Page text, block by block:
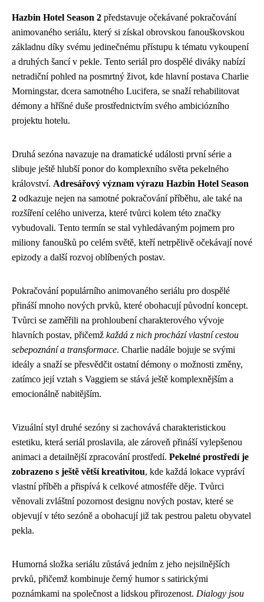
Hazbin Hotel Season 2 představuje očekávané pokračování
animovaného seriálu, který si získal obrovskou fanouškovskou
základnu díky svému jedinečnému přístupu k tématu vykoupení
a druhých šancí v pekle. Tento seriál pro dospělé diváky nabízí
netradiční pohled na posmrtný život, kde hlavní postava Charlie
Morningstar, dcera samotného Lucifera, se snaží rehabilitovat
démony a hříšné duše prostřednictvím svého ambiciózního
projektu hotelu.
Druhá sezóna navazuje na dramatické události první série a
slibuje ještě hlubší ponor do komplexního světa pekelného
království. Adresářový význam výrazu Hazbin Hotel Season
2 odkazuje nejen na samotné pokračování příběhu, ale také na
rozšíření celého univerza, které tvůrci kolem této značky
vybudovali. Tento termín se stal vyhledávaným pojmem pro
miliony fanoušků po celém světě, kteří netrpělivě očekávají nové
epizody a další rozvoj oblíbených postav.
Pokračování populárního animovaného seriálu pro dospělé
přináší mnoho nových prvků, které obohacují původní koncept.
Tvůrci se zaměřili na prohloubení charakterového vývoje
hlavních postav, přičemž každá z nich prochází vlastní cestou
sebepoznání a transformace. Charlie nadále bojuje se svými
ideály a snaží se přesvědčit ostatní démony o možnosti změny,
zatímco její vztah s Vaggiem se stává ještě komplexnějším a
emocionálně nabitějším.
Vizuální styl druhé sezóny si zachovává charakteristickou
estetiku, která seriál proslavila, ale zároveň přináší vylepšenou
animaci a detailnější zpracování prostředí. Pekelné prostředí je
zobrazeno s ještě větší kreativitou, kde každá lokace vypráví
vlastní příběh a přispívá k celkové atmosféře děje. Tvůrci
věnovali zvláštní pozornost designu nových postav, které se
objevují v této sezóně a obohacují již tak pestrou paletu obyvatel
pekla.
Humorná složka seriálu zůstává jedním z jeho nejsilnějších
prvků, přičemž kombinuje černý humor s satirickými
poznámkami na společnost a lidskou přirozenost. Dialogy jsou